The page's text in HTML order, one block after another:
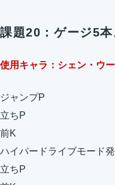
課題20：ゲージ5
使用キャラ：シェン・ウー
ジャンプP
立ちP
前K
ハイパードライブモード
立ちP